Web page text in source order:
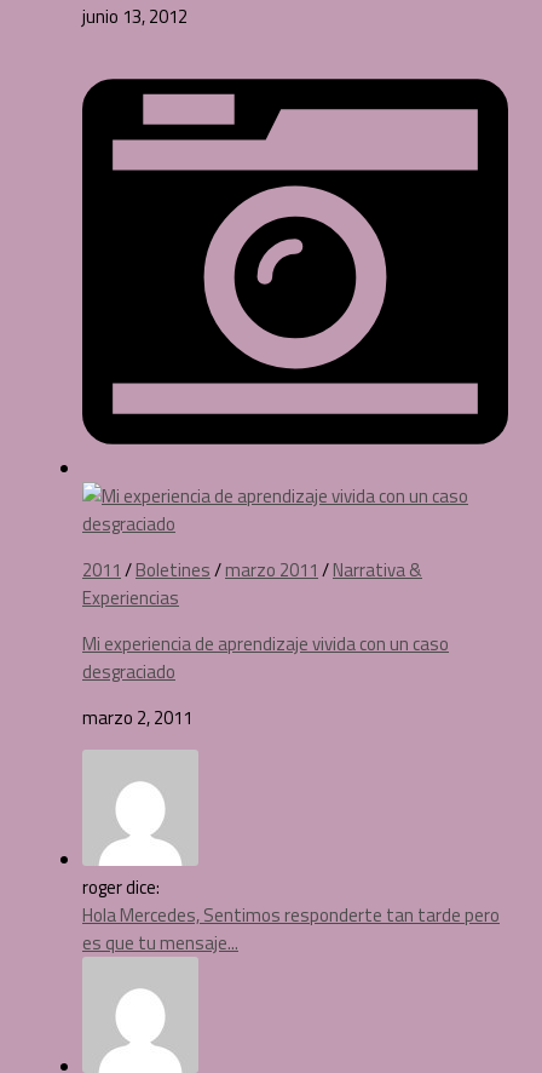
junio 13, 2012
2011 /Boletines/marzo 2011 /Narrativa &
Experiencias
Mi experiencia de aprendizaje vivida con un caso
desgraciado
marzo 2, 2011
roger dice:
Hola Mercedes, Sentimos responderte tan tarde pero
es que tu mensaje...